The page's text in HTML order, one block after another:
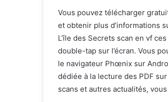
Vous pouvez télécharger
et obtenir plus d’informations
L’île des Secrets scan en vf
double-tap sur l’écran. Vous
le navigateur Phœnix sur
dédiée à la lecture des PDF
scans et autres actualités,